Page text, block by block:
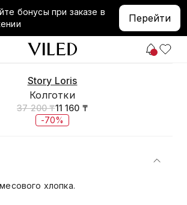
бонусы при заказе в
Перейти
Story Loris
Колготки
37 200 ₸11 160 ₸
-70%
хлопка.